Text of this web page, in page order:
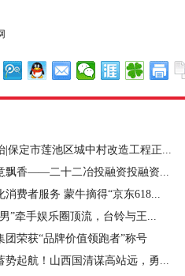
|保定市莲池区城中村改造工程正...
飘香——二十二冶投融资投融资...
消费者服务 蒙牛摘得“京东618...
”牵手娱乐圈顶流，台铃与王...
团荣获“品牌价值领跑者”称号
势起航！山西国清谋高站远，勇...